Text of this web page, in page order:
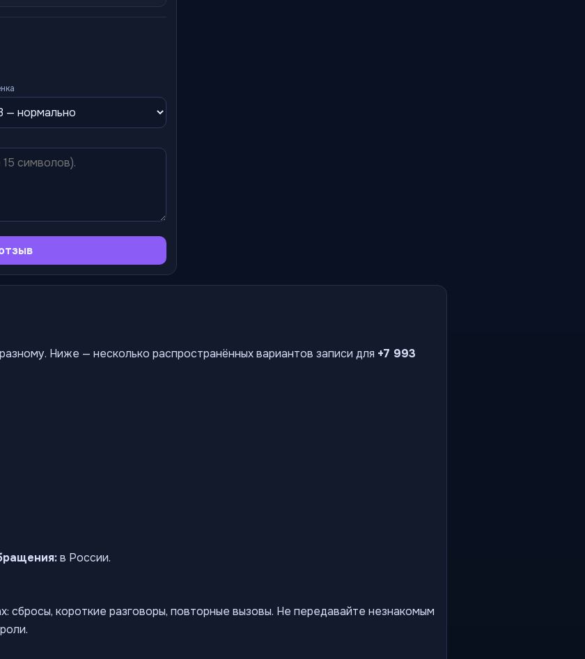
Ниже — несколько распространённых вариантов записи для +7 993
в России.
сбросы, короткие разговоры, повторные вызовы. Не передавайте незнакомым